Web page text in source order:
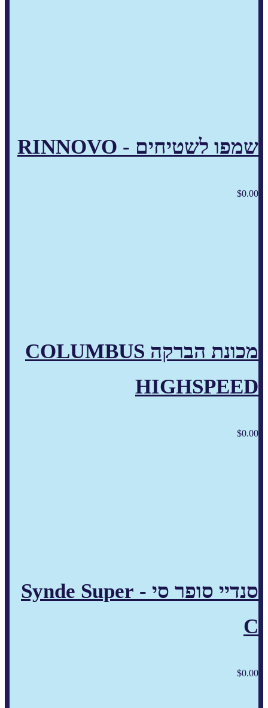
שמפו לשטיחים - RINNOVO
$0.00
מכונת הברקה COLUMBUS
HIGHSPEED
$0.00
סנדיי סופר סי - Synde Super
C
$0.00